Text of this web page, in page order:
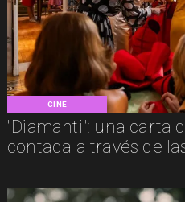
CINE
"Diamanti": una carta
contada a través de